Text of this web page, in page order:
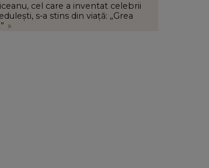
cel care a inventat celebrii
s-a stins din viață: „Grea
»